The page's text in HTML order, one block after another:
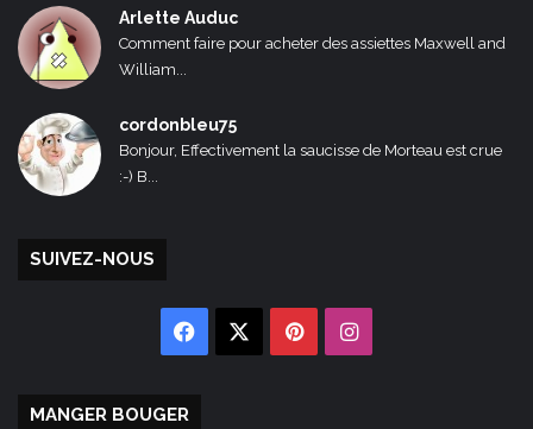
Arlette Auduc
Comment faire pour acheter des assiettes Maxwell and
William...
cordonbleu75
Bonjour, Effectivement la saucisse de Morteau est crue
:-) B...
SUIVEZ-NOUS
Facebook PinterestInstagram
MANGER BOUGER